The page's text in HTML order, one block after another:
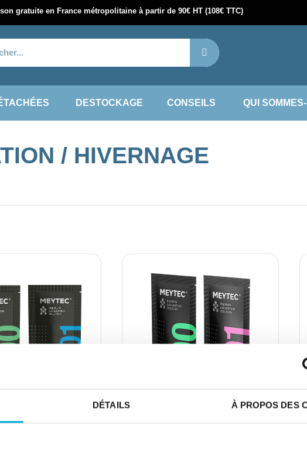
DÉTAILS À PROPOS DES
gratuite en France métropolitaine à partir de 90€ HT (108€ TTC)
DESTOCKAGE CONSEILS QUI
/ HIVERNAGE
APERÇU RAPIDE